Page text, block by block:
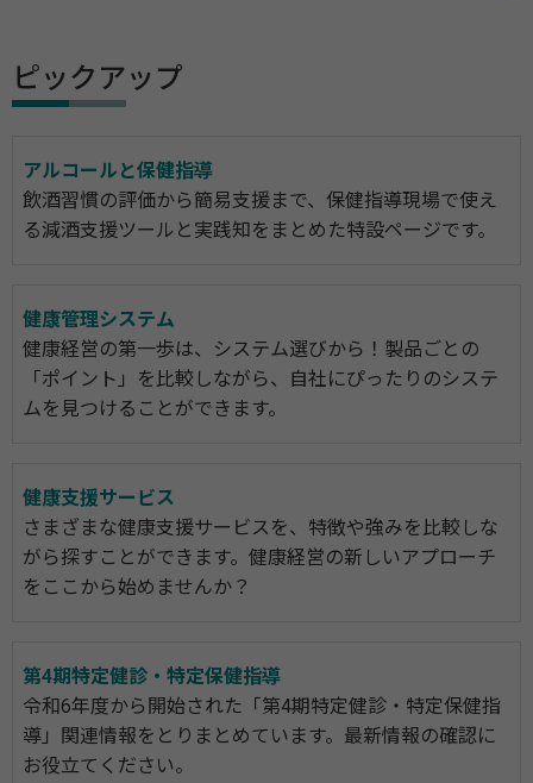
ピックアップ
アルコールと保健指導
飲酒習慣の評価から簡易支援まで、保健指導現場で使え
る減酒支援ツールと実践知をまとめた特設ページです。
健康管理システム
健康経営の第一歩は、システム選びから！製品ごとの
「ポイント」を比較しながら、自社にぴったりのシステ
ムを見つけることができます。
健康支援サービス
さまざまな健康支援サービスを、特徴や強みを比較しな
がら探すことができます。健康経営の新しいアプローチ
をここから始めませんか？
第4期特定健診・特定保健指導
令和6年度から開始された「第4期特定健診・特定保健指
導」関連情報をとりまとめています。最新情報の確認に
お役立てください。